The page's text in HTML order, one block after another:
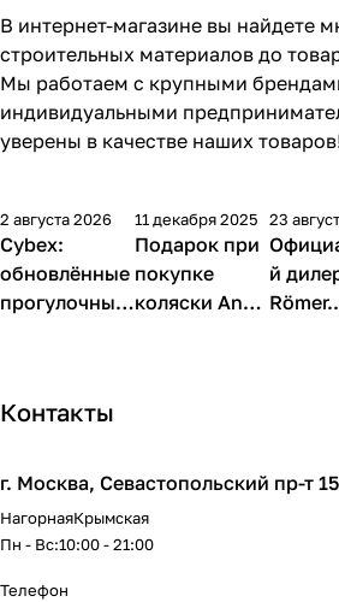
В интернет-магазине вы найдете
строительных материалов до
Мы работаем с крупными
индивидуальными
уверены в качестве наших
2 августа 2026
Cybex:
обновлённые
прогулочные
Size
11 декабря 2025
Подарок при
покупке
коляски Anex
23
й
Römer.
Контакты
г. Москва, Севастопольский пр-т 15
НагорнаяКрымская
Пн - Вс:10:00 - 21:00
Телефон